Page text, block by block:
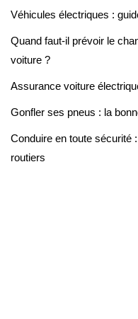
Véhicules électriques :
Quand faut-il prévoir le
voiture ?
Assurance voiture
Gonfler ses pneus : la
Conduire en toute sécurité
routiers